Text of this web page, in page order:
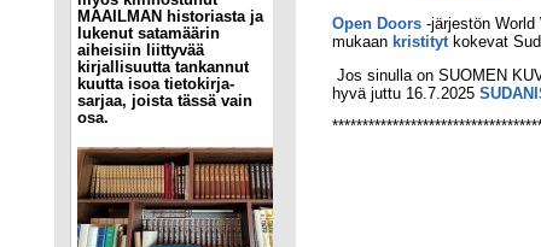
MAAILMAN historiasta ja
lukenut satamäärin
aiheisiin liittyvää
kirjallisuutta tankannut
kuutta isoa tietokirja-
sarjaa, joista tässä vain
osa.
Open Doors -järjestön
mukaan kristitytkokevat
Jos sinulla on SUOMEN
hyvä juttu 16.7.2025